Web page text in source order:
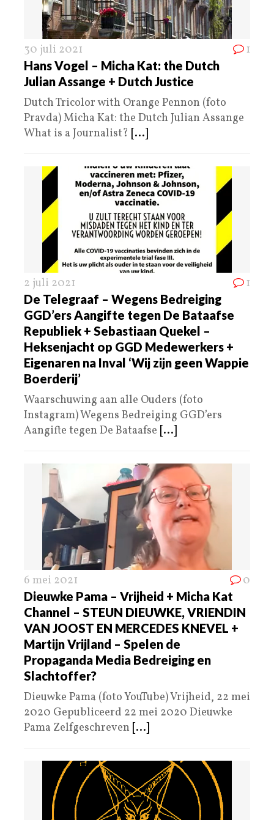
30 juli 2021 1
Hans Vogel – Micha Kat: the Dutch
Julian Assange + Dutch Justice
Dutch Tricolor with Orange Pennon (foto
Pravda) Micha Kat: the Dutch Julian Assange
What is a Journalist? [...]
2 juli 2021 1
De Telegraaf – Wegens Bedreiging
GGD’ers Aangifte tegen De Bataafse
Republiek + Sebastiaan Quekel –
Heksenjacht op GGD Medewerkers +
Eigenaren na Inval ‘Wij zijn geen Wappie
Boerderij’
Waarschuwing aan alle Ouders (foto
Instagram) Wegens Bedreiging GGD’ers
Aangifte tegen De Bataafse [...]
6 mei 2021 0
Dieuwke Pama – Vrijheid + Micha Kat
Channel – STEUN DIEUWKE, VRIENDIN
VAN JOOST EN MERCEDES KNEVEL +
Martijn Vrijland – Spelen de
Propaganda Media Bedreiging en
Slachtoffer?
Dieuwke Pama (foto YouTube) Vrijheid, 22 mei
2020 Gepubliceerd 22 mei 2020 Dieuwke
Pama Zelfgeschreven [...]